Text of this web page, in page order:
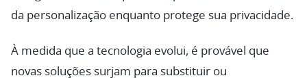
da personalização enquanto protege sua privacidade.
À medida que a tecnologia evolui, é provável que
novas soluções surjam para substituir ou